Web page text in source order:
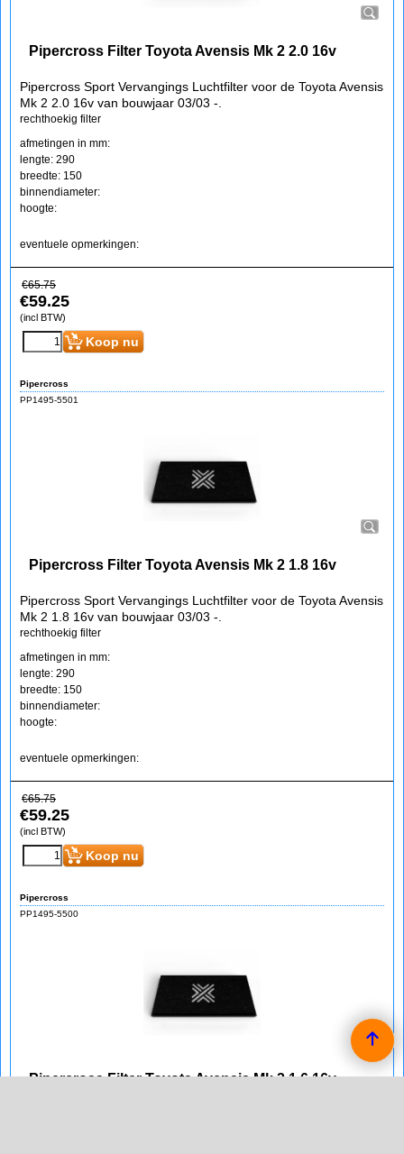
Pipercross Filter Toyota Avensis Mk 2 2.0 16v
Pipercross Sport Vervangings Luchtfilter voor de Toyota Avensis
Mk 2 2.0 16v van bouwjaar 03/03 -.
rechthoekig filter
afmetingen in mm:
lengte: 290
breedte: 150
binnendiameter:
hoogte:
eventuele opmerkingen:
€65.75
€59.25
(incl BTW)
Koop nu
Pipercross
PP1495-5501
Pipercross Filter Toyota Avensis Mk 2 1.8 16v
Pipercross Sport Vervangings Luchtfilter voor de Toyota Avensis
Mk 2 1.8 16v van bouwjaar 03/03 -.
rechthoekig filter
afmetingen in mm:
lengte: 290
breedte: 150
binnendiameter:
hoogte:
eventuele opmerkingen:
€65.75
€59.25
(incl BTW)
Koop nu
Pipercross
PP1495-5500
Pipercross Filter Toyota Avensis Mk 2 1.6 16v